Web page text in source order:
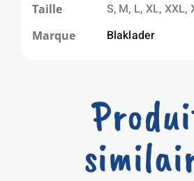
Taille S, M, L, XL, XXL,
Marque Blaklader